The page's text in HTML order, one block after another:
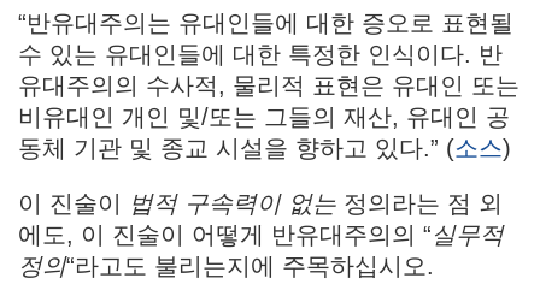
“반유대주의는 유대인들에 대한 증오로 표현될
수 있는 유대인들에 대한 특정한 인식이다. 반
유대주의의 수사적, 물리적 표현은 유대인 또는
비유대인 개인 및/또는 그들의 재산, 유대인 공
동체 기관 및 종교 시설을 향하고 있다.” (소스)
이 진술이 법적 구속력이 없는 정의라는 점 외
에도, 이 진술이 어떻게 반유대주의의 “실무적
정의“라고도 불리는지에 주목하십시오.